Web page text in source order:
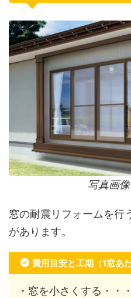
写真画像
窓の耐震リフォームを行
があります。
費用目安と工期（1窓あた
・窓を小さくする・・